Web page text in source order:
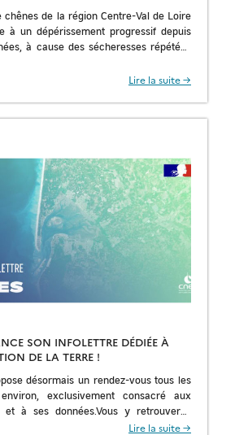
chênes de la région Centre-Val de Loire
à un dépérissement progressif depuis
à cause des sécheresses répétées
Lire la suite →
SON INFOLETTRE DÉDIÉE À
DE LA TERRE !
désormais un rendez-vous tous les
exclusivement consacré aux
à ses données.Vous y retrouverez
données et avancées en
Lire la suite →